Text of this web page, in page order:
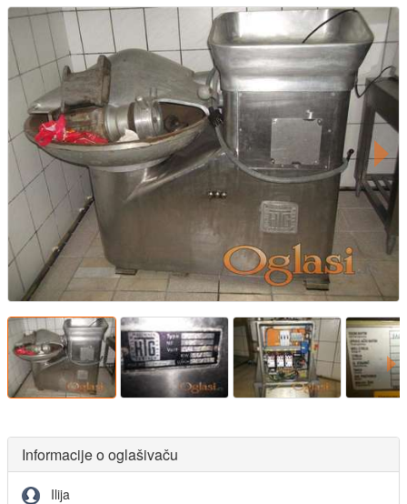
Informacije o oglašivaču
Ilija